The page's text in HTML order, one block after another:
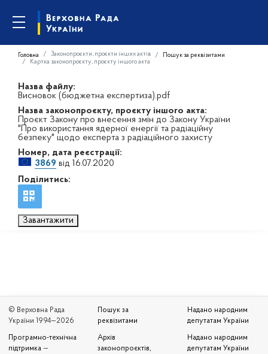
Головна Законопроєкти, проєкти інших актів
Пошук за реквізитами
Картка законопроєкту, проєкту іншого акта
Назва файлу:
Висновок (бюджетна експертиза).pdf
Назва законопроєкту, проєкту іншого акта:
Проєкт Закону про внесення змін до Закону України
"Про використання ядерної енергії та радіаційну
безпеку" щодо експерта з радіаційного захисту
Номер, дата реєстрації:
3869 від 16.07.2020
Поділитись:
Завантажити
© Верховна Рада
України 1994—2026
Програмно-технічна
підтримка —
Пошук за
реквізитами
Архів
законопроєктів,
Надано народним
депутатам України
Надано народним
депутатам України